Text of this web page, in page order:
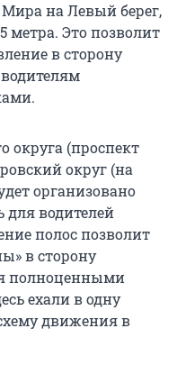
на Левый берег,
метра. Это позволит
в сторону
округа (проспект
округ (на
организовано
для водителей
полос позволит
в сторону
полноценными
ехали в одну
движения в